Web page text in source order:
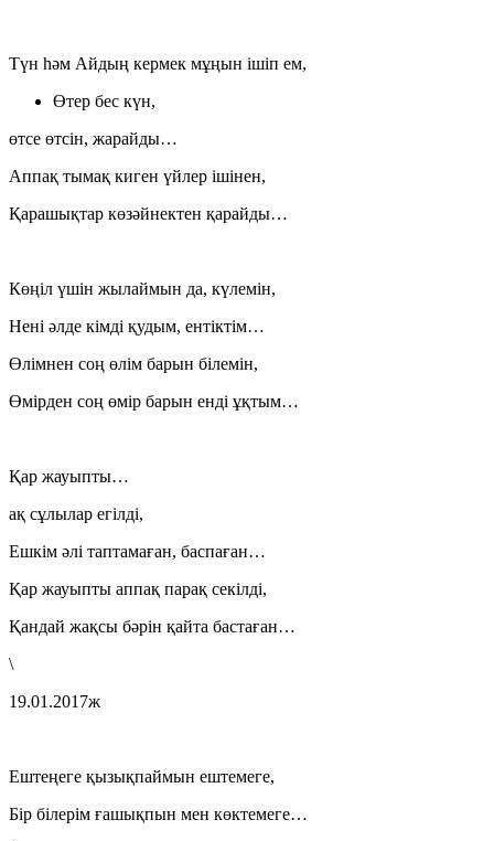
Түн һәм Айдың кермек мұңын ішіп ем,
Өтер бес күн,
өтсе өтсін, жарайды…
Аппақ тымақ киген үйлер ішінен,
Қарашықтар көзәйнектен қарайды…
Көңіл үшін жылаймын да, күлемін,
Нені әлде кімді қудым, ентіктім…
Өлімнен соң өлім барын білемін,
Өмірден соң өмір барын енді ұқтым…
Қар жауыпты…
ақ сұлылар егілді,
Ешкім әлі таптамаған, баспаған…
Қар жауыпты аппақ парақ секілді,
Қандай жақсы бәрін қайта бастаған…
\
19.01.2017ж
Ештеңеге қызықпаймын ештемеге,
Бір білерім ғашықпын мен көктемеге…